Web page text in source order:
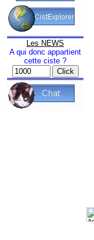
Les NEWS
A qui donc appartient
cette ciste ?